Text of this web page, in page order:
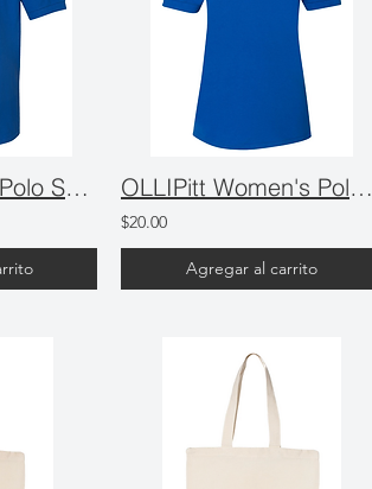
OLLIPitt Men's Polo Shirt OLLIPitt Women's Polo Shirt
$20.00
Agregar al carrito